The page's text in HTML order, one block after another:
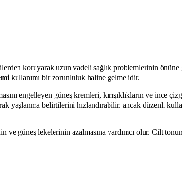
koruyarak uzun vadeli sağlık problemlerinin önüne
kullanımı bir zorunluluk haline gelmelidir.
engelleyen güneş kremleri, kırışıklıkların ve ince
yaşlanma belirtilerini hızlandırabilir, ancak düzenli
ve güneş lekelerinin azalmasına yardımcı olur. Cilt